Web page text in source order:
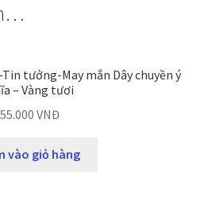
tưởng-May mắn Dây chuyền ý
– Vàng tươi
VNĐ
vào giỏ hàng